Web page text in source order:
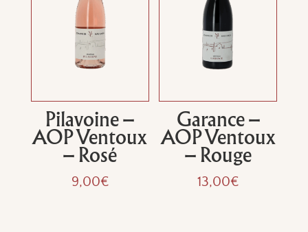
Pilavoine –
AOP Ventoux
– Rosé
9,00€
Garance –
AOP Ventoux
– Rouge
13,00€